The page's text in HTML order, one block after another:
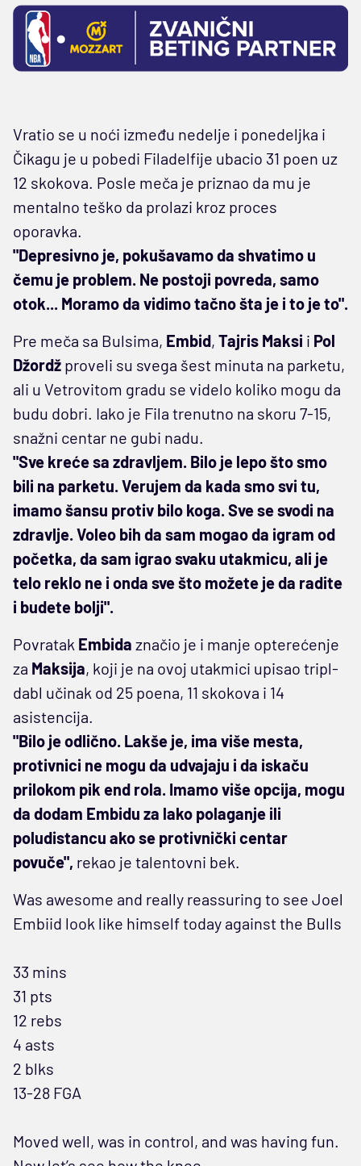
Vratio se u noći između nedelje i ponedeljka i
Čikagu je u pobedi Filadelfije ubacio 31 poen uz
12 skokova. Posle meča je priznao da mu je
mentalno teško da prolazi kroz proces
oporavka.
"Depresivno je, pokušavamo da shvatimo u
čemu je problem. Ne postoji povreda, samo
otok... Moramo da vidimo tačno šta je i to je to".
Pre meča sa Bulsima, Embid, Tajris Maksi i Pol
Džordž proveli su svega šest minuta na parketu,
ali u Vetrovitom gradu se videlo koliko mogu da
budu dobri. Iako je Fila trenutno na skoru 7-15,
snažni centar ne gubi nadu.
"Sve kreće sa zdravljem. Bilo je lepo što smo
bili na parketu. Verujem da kada smo svi tu,
imamo šansu protiv bilo koga. Sve se svodi na
zdravlje. Voleo bih da sam mogao da igram od
početka, da sam igrao svaku utakmicu, ali je
telo reklo ne i onda sve što možete je da radite
i budete bolji".
Povratak Embida značio je i manje opterećenje
za Maksija, koji je na ovoj utakmici upisao tripl-
dabl učinak od 25 poena, 11 skokova i 14
asistencija.
"Bilo je odlično. Lakše je, ima više mesta,
protivnici ne mogu da udvajaju i da iskaču
prilokom pik end rola. Imamo više opcija, mogu
da dodam Embidu za lako polaganje ili
poludistancu ako se protivnički centar
povuče", rekao je talentovni bek.
Was awesome and really reassuring to see Joel
Embiid look like himself today against the Bulls
33 mins
31 pts
12 rebs
4 asts
2 blks
13-28 FGA
Moved well, was in control, and was having fun.